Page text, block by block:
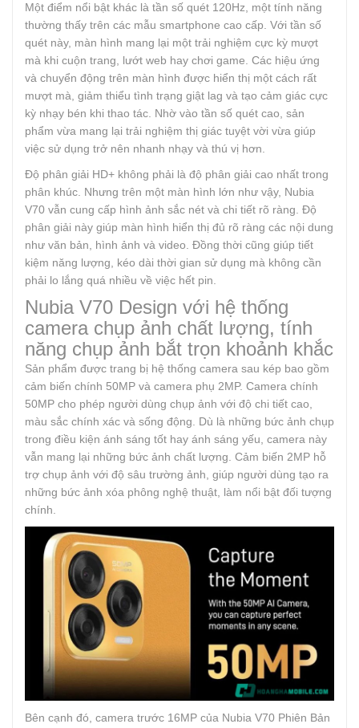
Một điểm nổi bật khác là tần số quét 120Hz, một tính năng
thường thấy trên các mẫu smartphone cao cấp. Với tần số
quét này, màn hình mang lại một trải nghiệm cực kỳ mượt
mà khi cuộn trang, lướt web hay chơi game. Các hiệu ứng
và chuyển động trên màn hình được hiển thị một cách rất
mượt mà, giảm thiểu tình trạng giật lag và tạo cảm giác cực
kỳ nhạy bén khi thao tác. Nhờ vào tần số quét cao, sản
phẩm vừa mang lại trải nghiệm thị giác tuyệt vời vừa giúp
việc sử dụng trở nên nhanh nhạy và thú vị hơn.
Độ phân giải HD+ không phải là độ phân giải cao nhất trong
phân khúc. Nhưng trên một màn hình lớn như vậy, Nubia
V70 vẫn cung cấp hình ảnh sắc nét và chi tiết rõ ràng. Độ
phân giải này giúp màn hình hiển thị đủ rõ ràng các nội dung
như văn bản, hình ảnh và video. Đồng thời cũng giúp tiết
kiệm năng lượng, kéo dài thời gian sử dụng mà không cần
phải lo lắng quá nhiều về việc hết pin.
Nubia V70 Design với hệ thống
camera chụp ảnh chất lượng, tính
năng chụp ảnh bắt trọn khoảnh khắc
Sản phẩm được trang bị hệ thống camera sau kép bao gồm
cảm biến chính 50MP và camera phụ 2MP. Camera chính
50MP cho phép người dùng chụp ảnh với độ chi tiết cao,
màu sắc chính xác và sống động. Dù là những bức ảnh chụp
trong điều kiện ánh sáng tốt hay ánh sáng yếu, camera này
vẫn mang lại những bức ảnh chất lượng. Cảm biến 2MP hỗ
trợ chụp ảnh với độ sâu trường ảnh, giúp người dùng tạo ra
những bức ảnh xóa phông nghệ thuật, làm nổi bật đối tượng
chính.
Bên cạnh đó, camera trước 16MP của Nubia V70 Phiên Bản